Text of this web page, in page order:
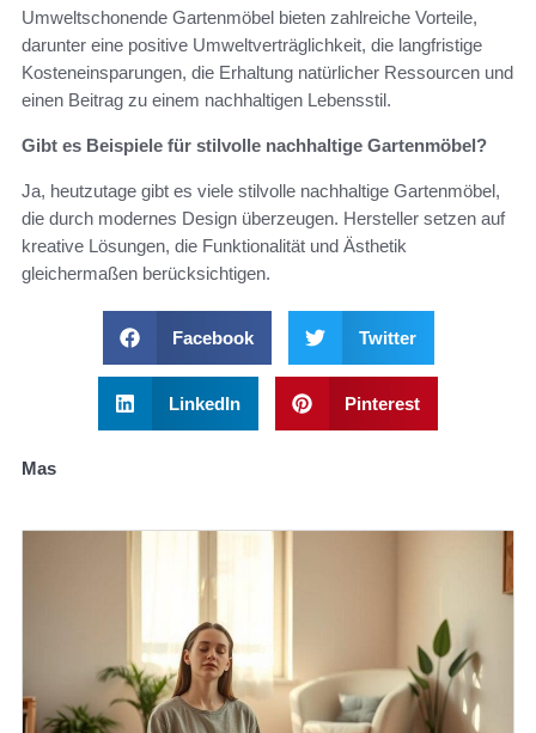
Umweltschonende Gartenmöbel bieten zahlreiche Vorteile,
darunter eine positive Umweltverträglichkeit, die langfristige
Kosteneinsparungen, die Erhaltung natürlicher Ressourcen und
einen Beitrag zu einem nachhaltigen Lebensstil.
Gibt es Beispiele für stilvolle nachhaltige Gartenmöbel?
Ja, heutzutage gibt es viele stilvolle nachhaltige Gartenmöbel,
die durch modernes Design überzeugen. Hersteller setzen auf
kreative Lösungen, die Funktionalität und Ästhetik
gleichermaßen berücksichtigen.
Facebook Twitter
LinkedIn Pinterest
Mas